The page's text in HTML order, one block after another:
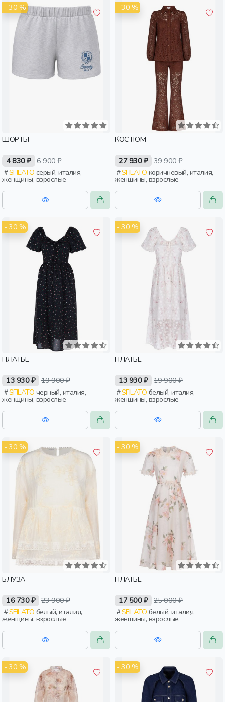
- 30 %
ШОРТЫ
4 830 ₽ 6 900 ₽
SFILATO
женщины, взрослые
- 30 %
КОСТЮМ
27 930 ₽ 39 900 ₽
SFILATO
женщины, взрослые
- 30 %
ПЛАТЬЕ
13 930 ₽ 19 900 ₽
SFILATO
женщины, взрослые
- 30 %
ПЛАТЬЕ
13 930 ₽ 19 900 ₽
SFILATO
женщины, взрослые
- 30 %
БЛУЗА
16 730 ₽ 23 900 ₽
SFILATO
женщины, взрослые
- 30 %
ПЛАТЬЕ
17 500 ₽ 25 000 ₽
SFILATO
женщины, взрослые
- 30 % - 30 %